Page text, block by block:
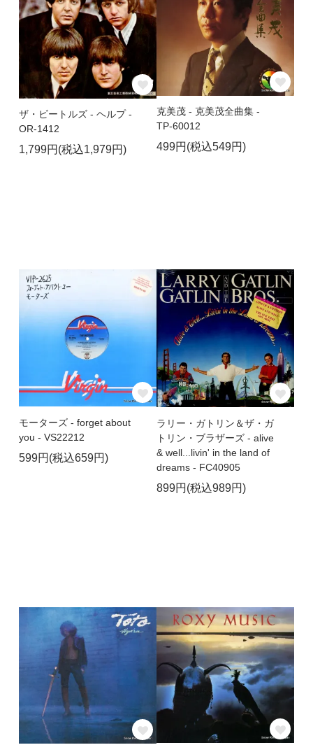
ザ・ビートルズ - ヘルプ -
OR-1412
1,799円(税込1,979円)
克美茂 - 克美茂全曲集 -
TP-60012
499円(税込549円)
モーターズ - forget about
you - VS22212
599円(税込659円)
ラリー・ガトリン＆ザ・ガ
トリン・ブラザーズ - alive
& well...livin' in the land of
dreams - FC40905
899円(税込989円)